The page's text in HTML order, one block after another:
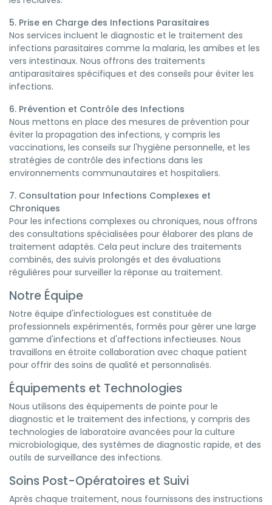
5. Prise en Charge des Infections Parasitaires
Nos services incluent le diagnostic et le traitement des
infections parasitaires comme la malaria, les amibes et les
vers intestinaux. Nous offrons des traitements
antiparasitaires spécifiques et des conseils pour éviter les
infections.
6. Prévention et Contrôle des Infections
Nous mettons en place des mesures de prévention pour
éviter la propagation des infections, y compris les
vaccinations, les conseils sur l'hygiène personnelle, et les
stratégies de contrôle des infections dans les
environnements communautaires et hospitaliers.
7. Consultation pour Infections Complexes et
Chroniques
Pour les infections complexes ou chroniques, nous offrons
des consultations spécialisées pour élaborer des plans de
traitement adaptés. Cela peut inclure des traitements
combinés, des suivis prolongés et des évaluations
régulières pour surveiller la réponse au traitement.
Notre Équipe
Notre équipe d'infectiologues est constituée de
professionnels expérimentés, formés pour gérer une large
gamme d'infections et d'affections infectieuses. Nous
travaillons en étroite collaboration avec chaque patient
pour offrir des soins de qualité et personnalisés.
Équipements et Technologies
Nous utilisons des équipements de pointe pour le
diagnostic et le traitement des infections, y compris des
technologies de laboratoire avancées pour la culture
microbiologique, des systèmes de diagnostic rapide, et des
outils de surveillance des infections.
Soins Post-Opératoires et Suivi
Après chaque traitement, nous fournissons des instructions